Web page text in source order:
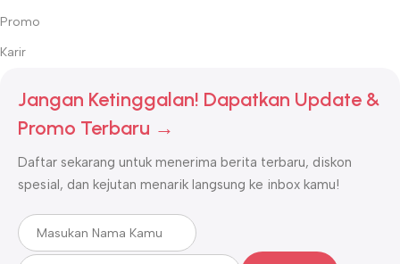
Promo
Karir
Jangan Ketinggalan! Dapatkan Update &
Promo Terbaru →
Daftar sekarang untuk menerima berita terbaru, diskon
spesial, dan kejutan menarik langsung ke inbox kamu!